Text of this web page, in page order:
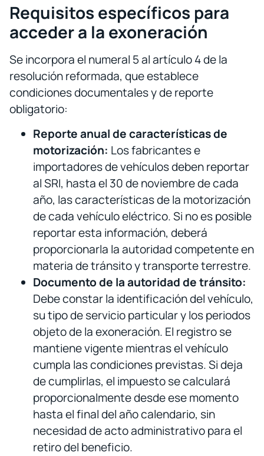
Requisitos específicos para
acceder a la exoneración
Se incorpora el numeral 5 al artículo 4 de la
resolución reformada, que establece
condiciones documentales y de reporte
obligatorio:
Reporte anual de características de
motorización: Los fabricantes e
importadores de vehículos deben reportar
al SRI, hasta el 30 de noviembre de cada
año, las características de la motorización
de cada vehículo eléctrico. Si no es posible
reportar esta información, deberá
proporcionarla la autoridad competente en
materia de tránsito y transporte terrestre.
Documento de la autoridad de tránsito:
Debe constar la identificación del vehículo,
su tipo de servicio particular y los periodos
objeto de la exoneración. El registro se
mantiene vigente mientras el vehículo
cumpla las condiciones previstas. Si deja
de cumplirlas, el impuesto se calculará
proporcionalmente desde ese momento
hasta el final del año calendario, sin
necesidad de acto administrativo para el
retiro del beneficio.